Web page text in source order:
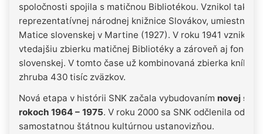
spoločnosti spojila s matičnou Bibliotékou. Vznikol tak
reprezentatívnej národnej knižnice Slovákov,
Matice slovenskej v Martine (1927). V roku 1941 vznikla
vtedajšiu zbierku matičnej Bibliotéky a zároveň aj fond
slovenskej. V tomto čase už kombinovaná zbierka kníh a
zhruba 430 tisíc zväzkov.
Nová etapa v histórii SNK začala vybudovaním novej
rokoch 1964 – 1975. V roku 2000 sa SNK odčlenila od
samostatnou štátnou kultúrnou ustanovizňou.